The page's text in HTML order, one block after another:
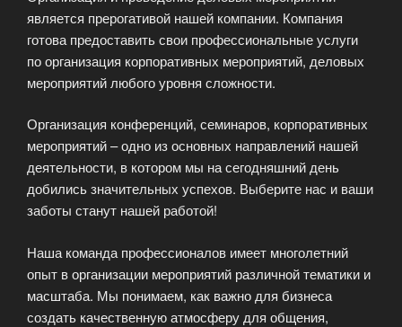
Вашему
событию!»
является прерогативой нашей компании. Компания
готова предоставить свои профессиональные услуги
по организация корпоративных мероприятий, деловых
мероприятий любого уровня сложности.
Организация конференций, семинаров, корпоративных
мероприятий – одно из основных направлений нашей
деятельности, в котором мы на сегодняшний день
добились значительных успехов. Выберите нас и ваши
заботы станут нашей работой!
Наша команда профессионалов имеет многолетний
опыт в организации мероприятий различной тематики и
масштаба. Мы понимаем, как важно для бизнеса
создать качественную атмосферу для общения,